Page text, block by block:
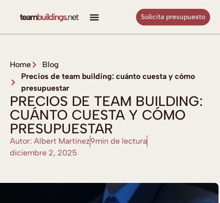
Solicita presupuesto
Home
Blog
Precios de team building: cuánto cuesta y cómo
presupuestar
PRECIOS DE TEAM BUILDING:
CUÁNTO CUESTA Y CÓMO
PRESUPUESTAR
Autor: Albert Martínez9min de lectura
diciembre 2, 2025